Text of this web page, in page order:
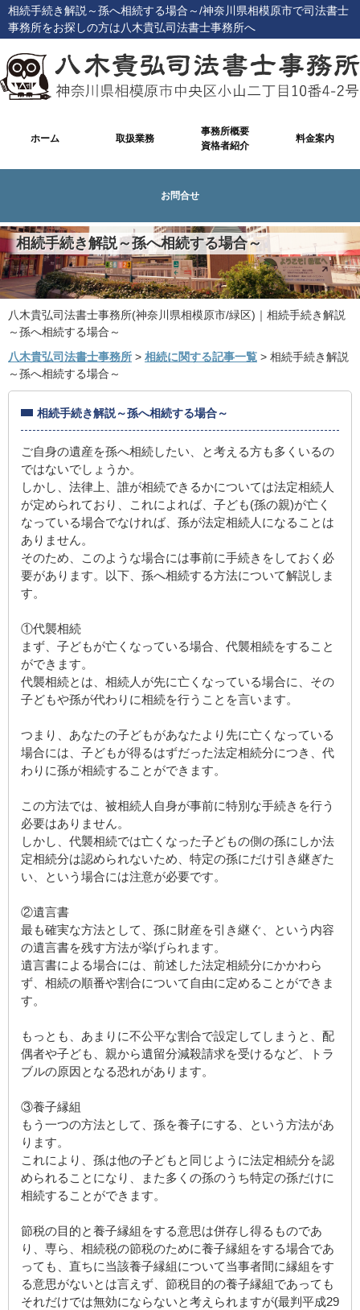
相続手続き解説～孫へ相続する場合～/神奈川県相模原市で司法書士
事務所をお探しの方は八木貴弘司法書士事務所へ
ホーム 取扱業務
事務所概要
資格者紹介
料金案内
お問合せ
相続手続き解説～孫へ相続する場合～
八木貴弘司法書士事務所(神奈川県相模原市/緑区)｜相続手続き解説
～孫へ相続する場合～
八木貴弘司法書士事務所 > 相続に関する記事一覧 > 相続手続き解説
～孫へ相続する場合～
相続手続き解説～孫へ相続する場合～
ご自身の遺産を孫へ相続したい、と考える方も多くいるの
ではないでしょうか。
しかし、法律上、誰が相続できるかについては法定相続人
が定められており、これによれば、子ども(孫の親)が亡く
なっている場合でなければ、孫が法定相続人になることは
ありません。
そのため、このような場合には事前に手続きをしておく必
要があります。以下、孫へ相続する方法について解説しま
す。
①代襲相続
まず、子どもが亡くなっている場合、代襲相続をすること
ができます。
代襲相続とは、相続人が先に亡くなっている場合に、その
子どもや孫が代わりに相続を行うことを言います。
つまり、あなたの子どもがあなたより先に亡くなっている
場合には、子どもが得るはずだった法定相続分につき、代
わりに孫が相続することができます。
この方法では、被相続人自身が事前に特別な手続きを行う
必要はありません。
しかし、代襲相続では亡くなった子どもの側の孫にしか法
定相続分は認められないため、特定の孫にだけ引き継ぎた
い、という場合には注意が必要です。
②遺言書
最も確実な方法として、孫に財産を引き継ぐ、という内容
の遺言書を残す方法が挙げられます。
遺言書による場合には、前述した法定相続分にかかわら
ず、相続の順番や割合について自由に定めることができま
す。
もっとも、あまりに不公平な割合で設定してしまうと、配
偶者や子ども、親から遺留分減殺請求を受けるなど、トラ
ブルの原因となる恐れがあります。
③養子縁組
もう一つの方法として、孫を養子にする、という方法があ
ります。
これにより、孫は他の子どもと同じように法定相続分を認
められることになり、また多くの孫のうち特定の孫だけに
相続することができます。
節税の目的と養子縁組をする意思は併存し得るものであ
り、専ら、相続税の節税のために養子縁組をする場合であ
っても、直ちに当該養子縁組について当事者間に縁組をす
る意思がないとは言えず、節税目的の養子縁組であっても
それだけでは無効にならないと考えられますが(最判平成29